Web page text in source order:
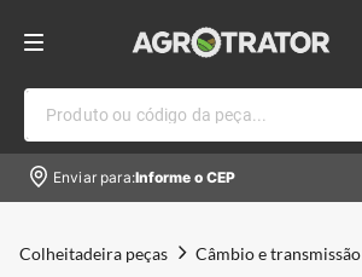
Produto ou código da peça...
Enviar para:Informe o CEP
Colheitadeira peças
Câmbio e transmissão